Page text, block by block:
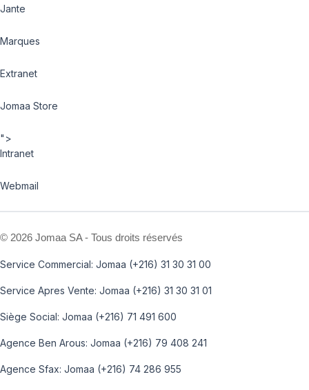
Jante
Marques
Extranet
Jomaa Store
">
Intranet
Webmail
© 2026 Jomaa SA - Tous droits réservés
Service Commercial: Jomaa (+216) 31 30 31 00
Service Apres Vente: Jomaa (+216) 31 30 31 01
Siège Social: Jomaa (+216) 71 491 600
Agence Ben Arous: Jomaa (+216) 79 408 241
Agence Sfax: Jomaa (+216) 74 286 955